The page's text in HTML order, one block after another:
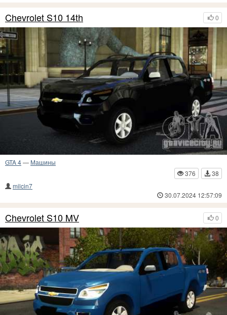
0
Chevrolet S10 14th
GTA 4— Машины
376
38
milcin7
30.07.2024 12:57:09
0
Chevrolet S10 MV